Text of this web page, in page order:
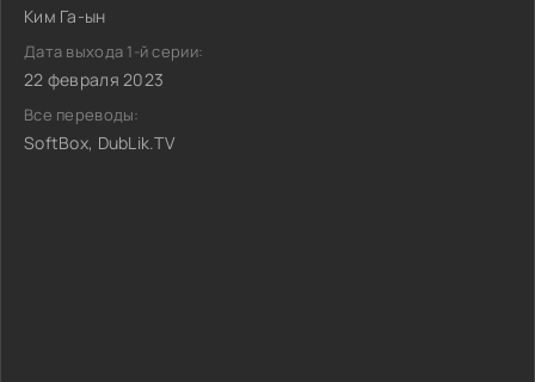
Ким Га-ын
Дата выхода 1-й серии:
22 февраля 2023
Все переводы:
SoftBox, DubLik.TV